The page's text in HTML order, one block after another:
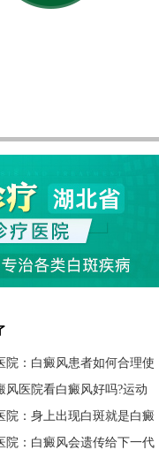
院：白癜风患者如何合理使
风医院看白癜风好吗?运动
院：身上出现白斑就是白癜
院：白癜风会遗传给下一代